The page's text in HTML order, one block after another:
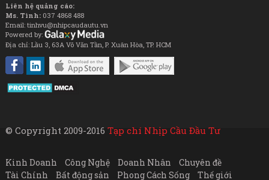
Liên hệ quảng cáo:
Ms. Tình: 037 4868 488
Email: tinhvu@nhipcaudautu.vn
Powered by:
Địa chỉ: Lầu 3, 63A Võ Văn Tần, P. Xuân Hòa, TP. HCM
© Copyright 2009-2016 Tạp chí Nhịp Cầu Đầu Tư
Kinh Doanh Công Nghệ Doanh Nhân
Chuyên đề
Tài Chính
Bất động sản Phong Cách Sống Thế giới